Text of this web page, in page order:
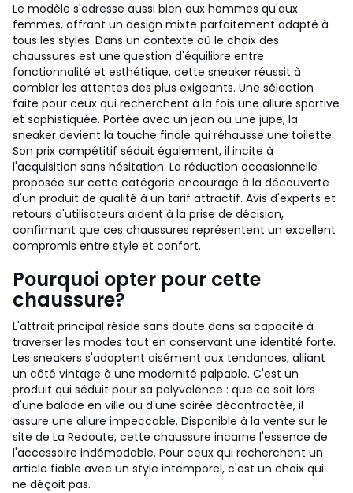
Le modèle s'adresse aussi bien aux hommes qu'aux
femmes, offrant un design mixte parfaitement adapté à
tous les styles. Dans un contexte où le choix des
chaussures est une question d'équilibre entre
fonctionnalité et esthétique, cette sneaker réussit à
combler les attentes des plus exigeants. Une sélection
faite pour ceux qui recherchent à la fois une allure sportive
et sophistiquée. Portée avec un jean ou une jupe, la
sneaker devient la touche finale qui réhausse une toilette.
Son prix compétitif séduit également, il incite à
l'acquisition sans hésitation. La réduction occasionnelle
proposée sur cette catégorie encourage à la découverte
d'un produit de qualité à un tarif attractif. Avis d'experts et
retours d'utilisateurs aident à la prise de décision,
confirmant que ces chaussures représentent un excellent
compromis entre style et confort.
Pourquoi opter pour cette
chaussure?
L'attrait principal réside sans doute dans sa capacité à
traverser les modes tout en conservant une identité forte.
Les sneakers s'adaptent aisément aux tendances, alliant
un côté vintage à une modernité palpable. C'est un
produit qui séduit pour sa polyvalence : que ce soit lors
d'une balade en ville ou d'une soirée décontractée, il
assure une allure impeccable. Disponible à la vente sur le
site de La Redoute, cette chaussure incarne l'essence de
l'accessoire indémodable. Pour ceux qui recherchent un
article fiable avec un style intemporel, c'est un choix qui
ne déçoit pas.